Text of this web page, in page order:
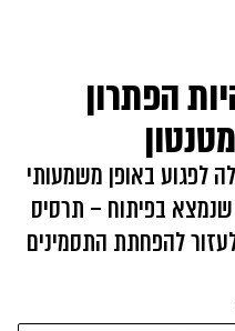
הפתרון
לפגוע באופן משמעותי
בפיתוח – תרסיס
להפחתת התסמינים